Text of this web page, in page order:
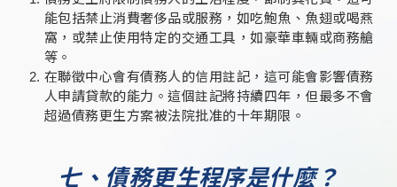
能包括禁止消費奢侈品或服務，如吃鮑魚、魚翅或喝燕
窩，或禁止使用特定的交通工具，如豪華車輛或商務艙
等。
在聯徵中心會有債務人的信用註記，這可能會影響債務
人申請貸款的能力。這個註記將持續四年，但最多不會
超過債務更生方案被法院批准的十年期限。
七、債務更生程序是什麼？